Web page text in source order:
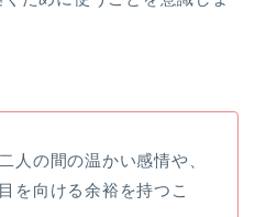
人の間の温かい感情や、
を向ける余裕を持つこ